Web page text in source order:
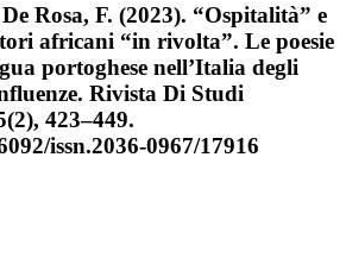
Rosa, F. (2023). “Ospitalità” e
africani “in rivolta”. Le poesie
portoghese nell’Italia degli
Rivista Di Studi
423–449.
issn.2036-0967/17916